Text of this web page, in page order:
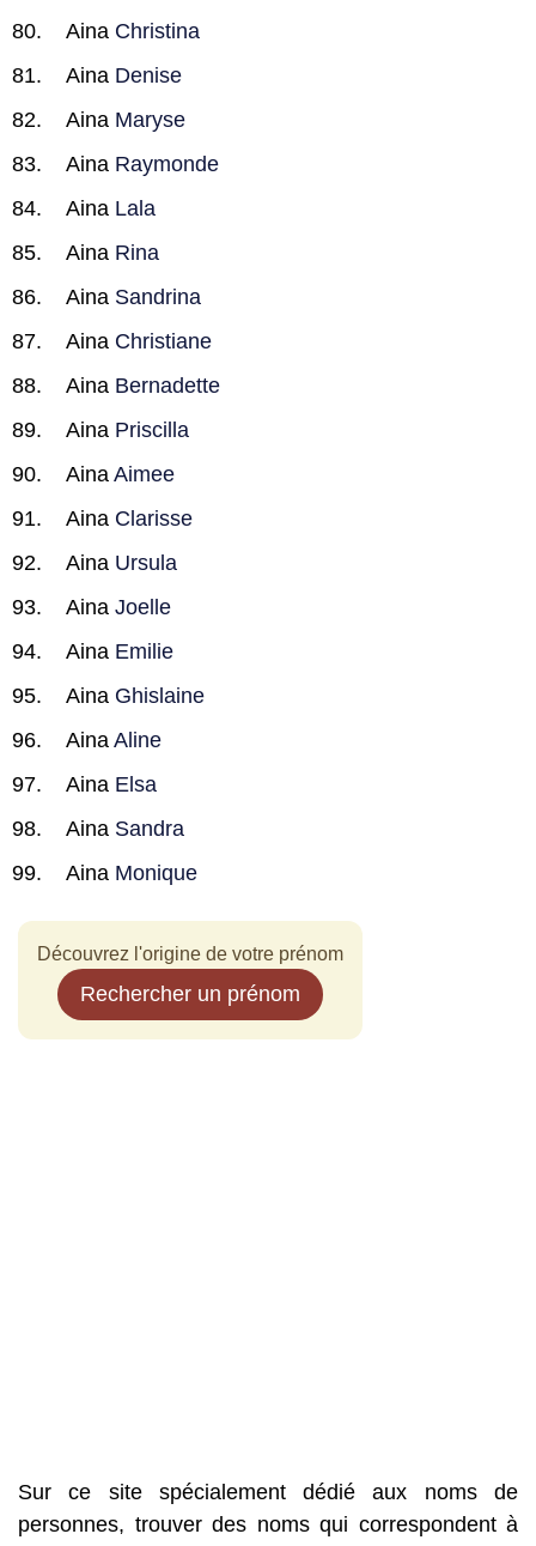
Aina Christina
Aina Denise
Aina Maryse
Aina Raymonde
Aina Lala
Aina Rina
Aina Sandrina
Aina Christiane
Aina Bernadette
Aina Priscilla
Aina Aimee
Aina Clarisse
Aina Ursula
Aina Joelle
Aina Emilie
Aina Ghislaine
Aina Aline
Aina Elsa
Aina Sandra
Aina Monique
Découvrez l'origine de votre prénom
Rechercher un prénom
Sur ce site spécialement dédié aux noms de
personnes, trouver des noms qui correspondent à